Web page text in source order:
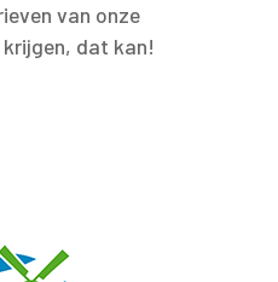
van onze
dat kan!